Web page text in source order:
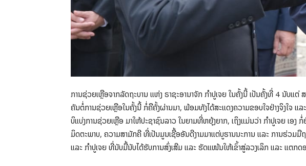
ການຊ່ວຍເຫຼືອຈາກລັດຖະບານ ແຫ່ງ ຣາຊະອານາຈັກ ກຳປູເຈຍ ໃນຄັ້ງນີ້ ເປັນຄັ້ງທີ່ 4 ນັບແ
ຄັນຕໍ່ການຊ່ວຍເຫຼືອໃນຄັ້ງນີ້ ກໍ່ຄືຄັ້ງຜ່ານມາ, ພ້ອມທັງໄດ້ສະແດງຄວາມຂອບໃຈຢ່າງຈິງໃຈ ແລ
ບິແບ່ງການຊ່ວຍເຫຼືອ ມາໃຫ້ປະຊາຊົນລາວ ໃນຍາມທີ່ຫຍຸ້ງຍາກ, ເຖິງແມ່ນວ່າ ກໍາປູເຈຍ ເອ
ມິດຕະພາບ, ຄວາມສາມັກຄີ ທີ່ເປັນມູນເຊື້ອອັນດີງາມມາແຕ່ບູຮານນະການ ແລະ ການຮ່ວມ
ແລະ ກຳປູເຈຍ ທີ່ນັບມື້ນັບໄດ້ຮັບການສົ່ງເສີມ ແລະ ຮັດແໜ້ນໃຫ້ເຂົ້າສູ່ລວງເລິກ ແລະ ແຕກ